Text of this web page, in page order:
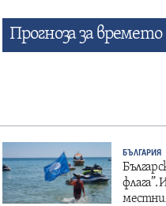
Прогнозa за времето
БЪЛГАРИЯ
флага”.